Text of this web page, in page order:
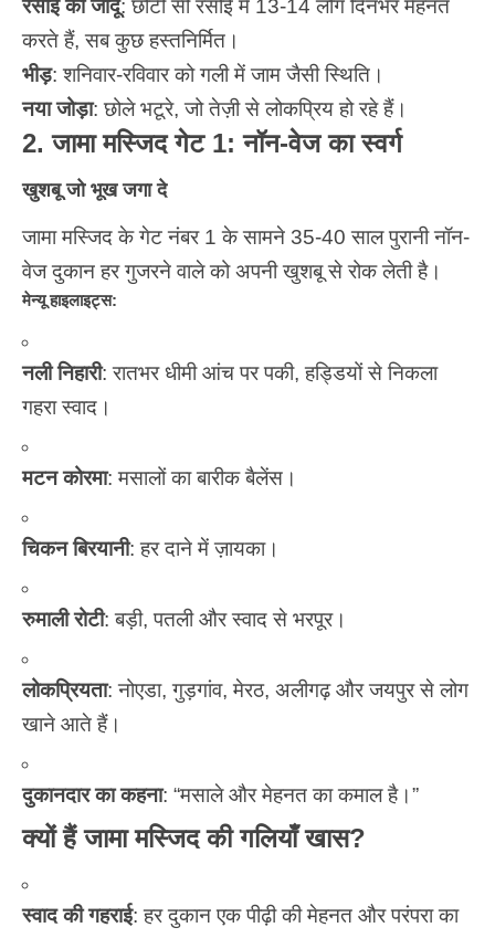
रसोई का जादू: छोटी सी रसोई में 13-14 लोग दिनभर मेहनत
करते हैं, सब कुछ हस्तनिर्मित।
भीड़: शनिवार-रविवार को गली में जाम जैसी स्थिति।
नया जोड़ा: छोले भटूरे, जो तेज़ी से लोकप्रिय हो रहे हैं।
2. जामा मस्जिद गेट 1: नॉन-वेज का स्वर्ग
खुशबू जो भूख जगा दे
जामा मस्जिद के गेट नंबर 1 के सामने 35-40 साल पुरानी नॉन-
वेज दुकान हर गुजरने वाले को अपनी खुशबू से रोक लेती है।
मेन्यू हाइलाइट्स:
नली निहारी: रातभर धीमी आंच पर पकी, हड्डियों से निकला
गहरा स्वाद।
मटन कोरमा: मसालों का बारीक बैलेंस।
चिकन बिरयानी: हर दाने में ज़ायका।
रुमाली रोटी: बड़ी, पतली और स्वाद से भरपूर।
लोकप्रियता: नोएडा, गुड़गांव, मेरठ, अलीगढ़ और जयपुर से लोग
खाने आते हैं।
दुकानदार का कहना: “मसाले और मेहनत का कमाल है।”
क्यों हैं जामा मस्जिद की गलियाँ खास?
स्वाद की गहराई: हर दुकान एक पीढ़ी की मेहनत और परंपरा का